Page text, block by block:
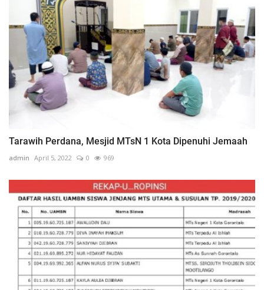
Tarawih Perdana, Mesjid MTsN 1 Kota Dipenuhi Jemaah
admin April 5, 2022 0 969